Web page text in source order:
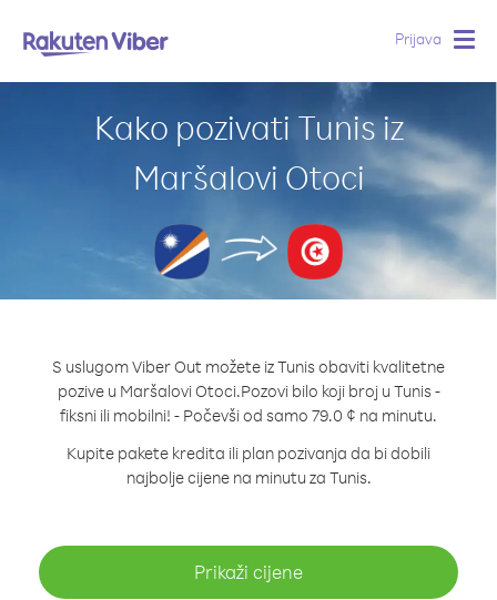
Prijava
Kako pozivati Tunis iz
Maršalovi Otoci
S uslugom Viber Out možete iz Tunis obaviti kvalitetne
pozive u Maršalovi Otoci.Pozovi bilo koji broj u Tunis -
fiksni ili mobilni! - Počevši od samo 79.0 ¢ na minutu.
Kupite pakete kredita ili plan pozivanja da bi dobili
najbolje cijene na minutu za Tunis.
Prikaži cijene